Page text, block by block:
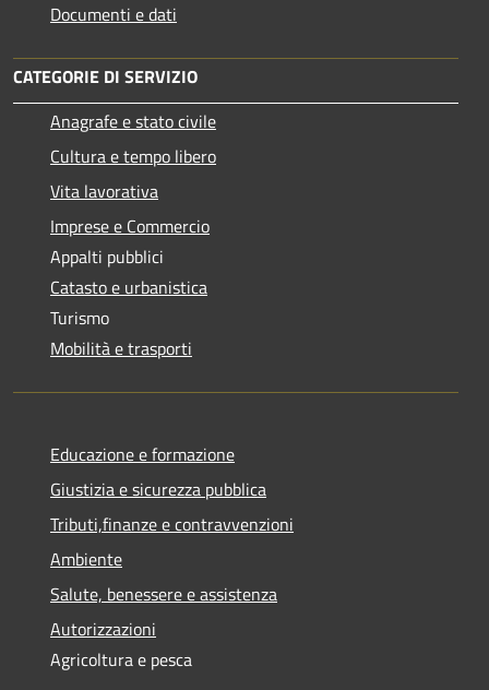
Documenti e dati
CATEGORIE DI SERVIZIO
Anagrafe e stato civile
Cultura e tempo libero
Vita lavorativa
Imprese e Commercio
Appalti pubblici
Catasto e urbanistica
Turismo
Mobilità e trasporti
Educazione e formazione
Giustizia e sicurezza pubblica
Tributi,finanze e contravvenzioni
Ambiente
Salute, benessere e assistenza
Autorizzazioni
Agricoltura e pesca